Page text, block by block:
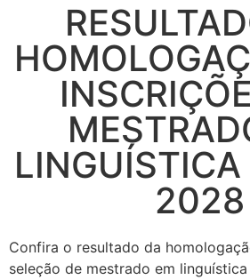
2028
Confira o resultado da
seleção de mestrado em